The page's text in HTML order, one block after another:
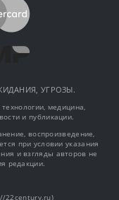
УГРОЗЫ.
медицина,
и публикации.
воспроизведение,
при условии указания
и взгляды авторов не
редакции.
22century.ru)